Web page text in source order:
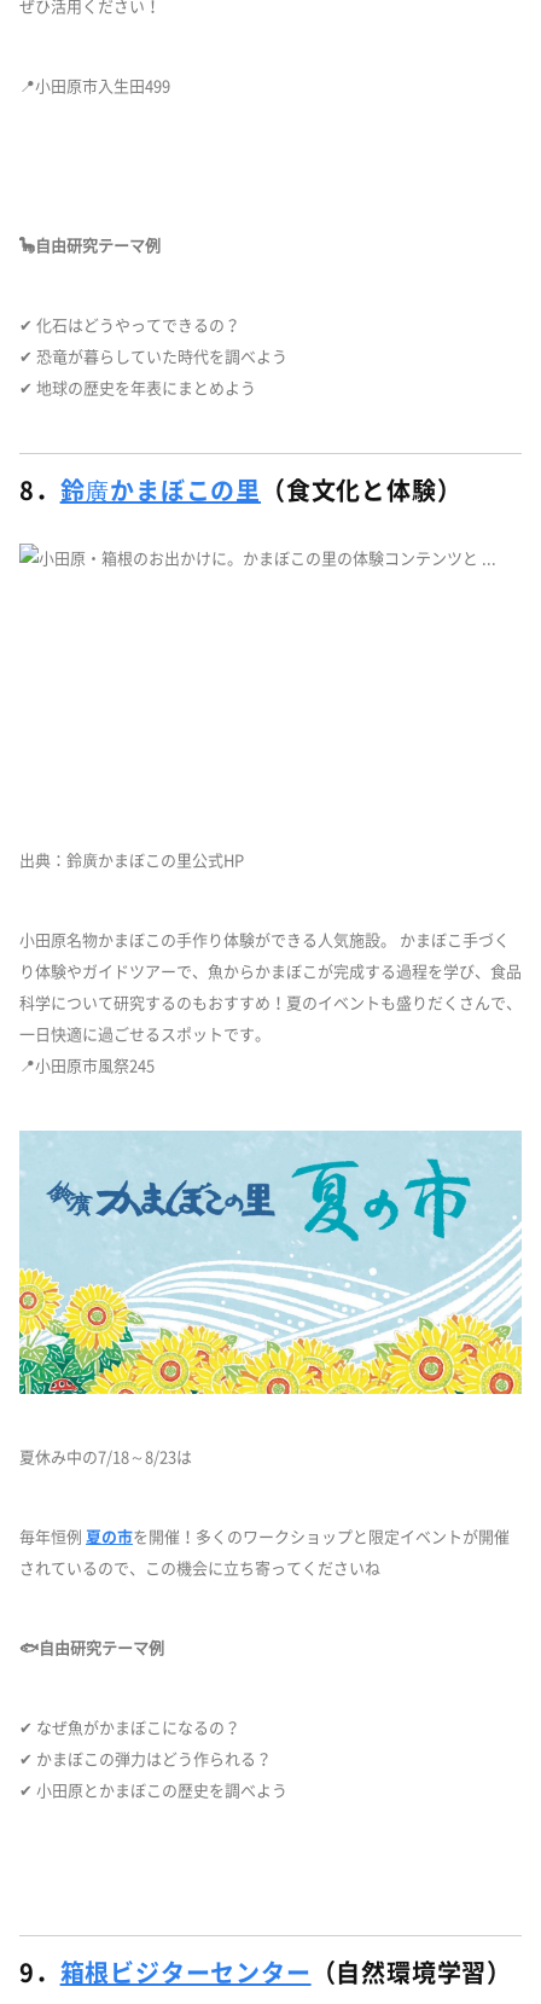
ぜひ活用ください！
📍小田原市入生田499
🦕自由研究テーマ例
✔ 化石はどうやってできるの？
✔ 恐竜が暮らしていた時代を調べよう
✔ 地球の歴史を年表にまとめよう
8． 鈴廣かまぼこの里 （食文化と体験）
出典：鈴廣かまぼこの里公式HP
小田原名物かまぼこの手作り体験ができる人気施設。 かまぼこ手づく
り体験やガイドツアーで、魚からかまぼこが完成する過程を学び、食品
科学について研究するのもおすすめ！夏のイベントも盛りだくさんで、
一日快適に過ごせるスポットです。
📍小田原市風祭245
夏休み中の7/18～8/23は
毎年恒例 夏の市を開催！多くのワークショップと限定イベントが開催
されているので、この機会に立ち寄ってくださいね
🐟自由研究テーマ例
✔ なぜ魚がかまぼこになるの？
✔ かまぼこの弾力はどう作られる？
✔ 小田原とかまぼこの歴史を調べよう
9． 箱根ビジターセンター （自然環境学習）